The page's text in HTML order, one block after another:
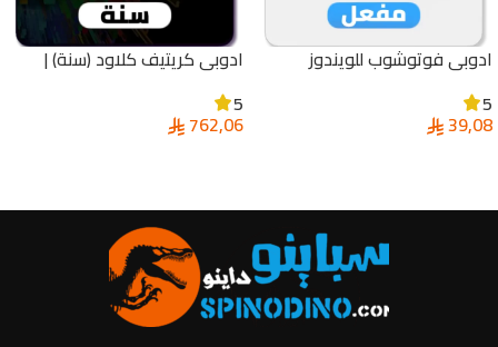
ادوبي فوتوشوب للويندوز
5
39,08
ادوبي كريتيف كلاود (سنة) |
5
762,06